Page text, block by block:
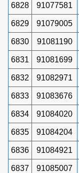
6828 91077581
6829 91079005
6830 91081190
6831 91081699
6832 91082971
6833 91083676
6834 91084020
6835 91084204
6836 91084921
6837 91085007